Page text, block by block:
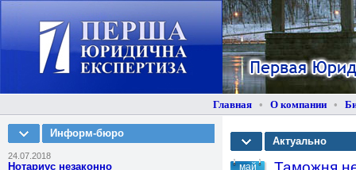
Главная •О компании •
Информ-бюро
24.07.2018
Нотариус незаконно
Актуально
май